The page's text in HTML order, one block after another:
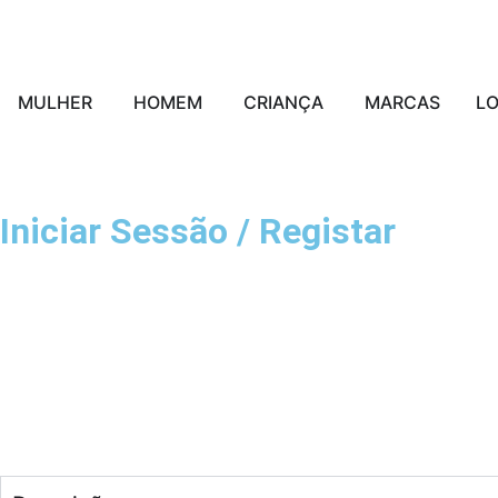
MULHER HOMEM CRIANÇA MARCAS
Iniciar Sessão / Registar